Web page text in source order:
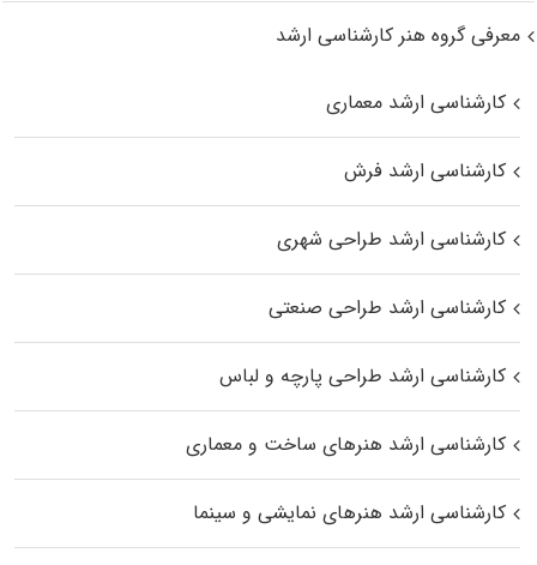
معرفی گروه هنر کارشناسی ارشد
کارشناسی ارشد معماری
کارشناسی ارشد فرش
کارشناسی ارشد طراحی شهری
کارشناسی ارشد طراحی صنعتی
کارشناسی ارشد طراحی پارچه و لباس
کارشناسی ارشد هنرهای ساخت و معماری
کارشناسی ارشد هنرهای نمایشی و سینما